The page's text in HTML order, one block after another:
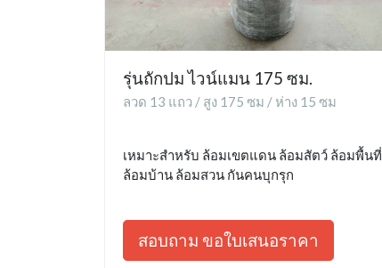
รุ่นถักปม ไวน์แมน 175 ซม.
ลวด 13 แถว / สูง 175 ซม / ห่าง 15 ซม
เหมาะสำหรับ ล้อมเขตแดน ล้อมสัตว์ ล้อมพื้นที่
ล้อมบ้าน ล้อมสวน กันคนบุกรุก
สอบถาม ขอใบเสนอราคา